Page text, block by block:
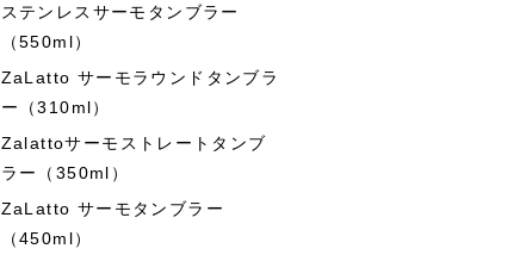
ステンレスサーモタンブラー
（550ml）
ZaLatto サーモラウンドタンブラ
ー（310ml）
Zalattoサーモストレートタンブ
ラー（350ml）
ZaLatto サーモタンブラー
（450ml）